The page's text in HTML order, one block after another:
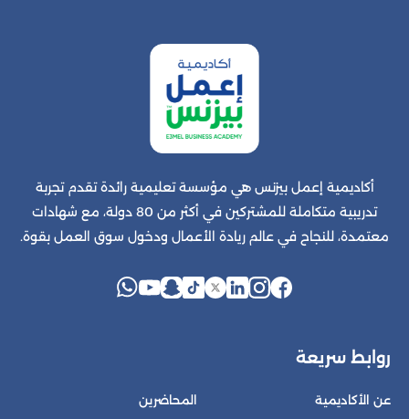
أكاديمية إعمل بيزنس هي مؤسسة تعليمية رائدة تقدم تجربة
تدريبية متكاملة للمشتركين في أكثر من 80 دولة، مع شهادات
معتمدة، للنجاح في عالم ريادة الأعمال ودخول سوق العمل بقوة.
روابط سريعة
عن الأكاديمية المحاضرين